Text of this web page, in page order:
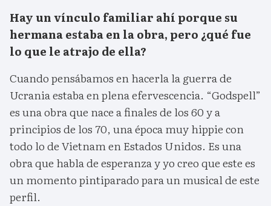
Hay un vínculo familiar ahí porque su
hermana estaba en la obra, pero ¿qué fue
lo que le atrajo de ella?
Cuando pensábamos en hacerla la guerra de
Ucrania estaba en plena efervescencia. “Godspell”
es una obra que nace a finales de los 60 y a
principios de los 70, una época muy hippie con
todo lo de Vietnam en Estados Unidos. Es una
obra que habla de esperanza y yo creo que este es
un momento pintiparado para un musical de este
perfil.